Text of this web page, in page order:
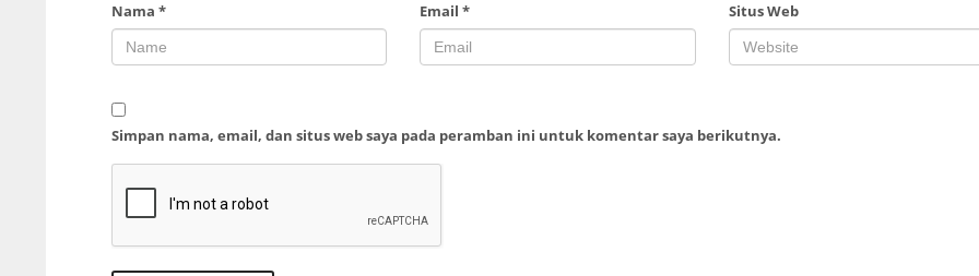
Nama * Email* Situs Web
Simpan nama, email, dan situs web saya pada peramban ini untuk komentar saya berikutnya.